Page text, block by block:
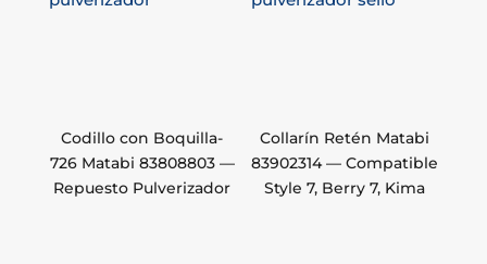
Codillo con Boquilla-
726 Matabi 83808803 —
Repuesto Pulverizador
Collarín Retén Matabi
83902314 — Compatible
Style 7, Berry 7, Kima